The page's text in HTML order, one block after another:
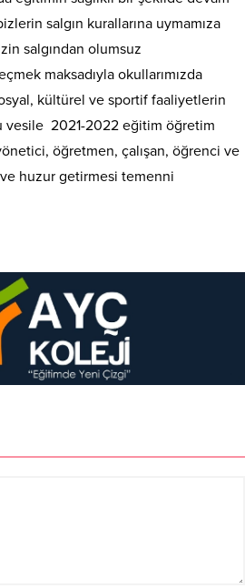
salgın kurallarına uymamıza
salgından olumsuz
maksadıyla okullarımızda
kültürel ve sportif faaliyetlerin
vesile 2021-2022 eğitim öğretim
öğretmen, çalışan, öğrenci ve
huzur getirmesi temenni